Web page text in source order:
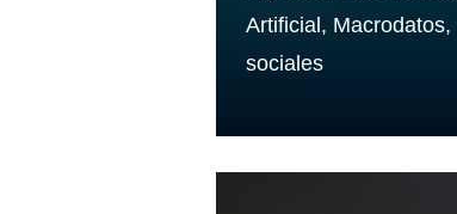
Artificial , Macrodatos,
sociales